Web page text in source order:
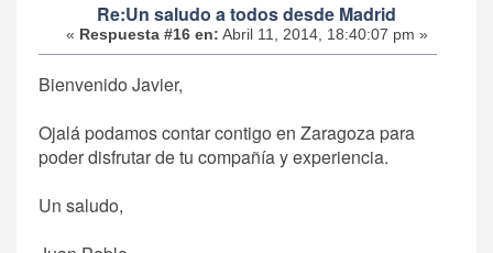
Re:Un saludo a todos desde Madrid
« Respuesta #16 en: Abril 11, 2014, 18:40:07 pm »
Bienvenido Javier,
Ojalá podamos contar contigo en Zaragoza para
poder disfrutar de tu compañía y experiencia.
Un saludo,